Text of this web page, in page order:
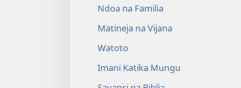
Ndoa na Familia
Matineja na Vijana
Watoto
Imani Katika Mungu